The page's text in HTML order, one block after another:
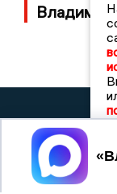
НОВОСТИ
Учредитель